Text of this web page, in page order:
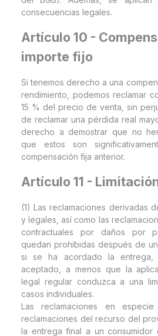
consecuencias legales.
Artículo 10 -
importe fijo
Si tenemos derecho a una
rendimiento, podemos reclamar
15 % del precio de venta, sin
de reclamar una pérdida real
derecho a demostrar que no
que estos son
compensación fija anterior.
Artículo 11 -
(1) Las reclamaciones derivadas
y legales, así como las
contractuales por daños por
quedan prohibidas después de
si se ha acordado la
aceptado, a menos que la
legal regular conduzca a una
casos individuales.
Las reclamaciones en
reclamaciones del recurso del
la entrega final a un